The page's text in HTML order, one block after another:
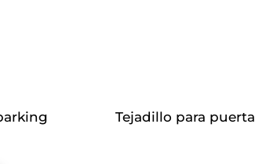
Tejadillo para puerta